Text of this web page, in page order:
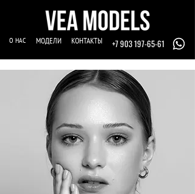
О НАС МОДЕЛИ КОНТАКТЫ +7 903 197-65-61